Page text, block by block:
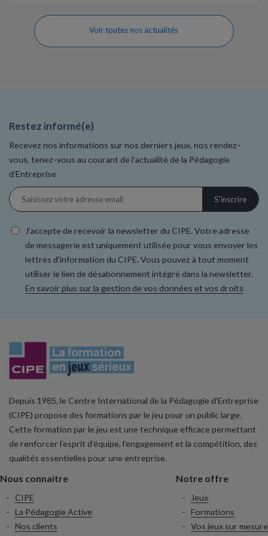
Voir toutes nos actualités
Restez informé(e)
Recevez nos informations sur nos derniers jeux, nos rendez-
vous, tenez-vous au courant de l’actualité de la Pédagogie
d’Entreprise
J’accepte de recevoir la newsletter du CIPE. Votre adresse
de messagerie est uniquement utilisée pour vous envoyer les
lettres d'information du CIPE. Vous pouvez à tout moment
utiliser le lien de désabonnement intégré dans la newsletter.
En savoir plus sur la gestion de vos données et vos droits
Depuis 1985, le Centre International de la Pédagogie d’Entreprise
(CIPE) propose des formations par le jeu pour un public large.
Cette formation par le jeu est une technique efficace permettant
de renforcer l’esprit d’équipe, l’engagement et la compétition, des
qualités essentielles pour une entreprise.
Nous connaitre
CIPE
La Pédagogie Active
Nos clients
Notre offre
Jeux
Formations
Vos jeux sur mesure